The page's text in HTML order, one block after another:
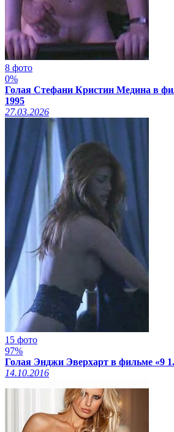
8 фото
0%
Голая Стефани Кристин Медина в
1995
27.03.2026
15 фото
97%
Голая Энджи Эверхарт в фильме «9
14.10.2016